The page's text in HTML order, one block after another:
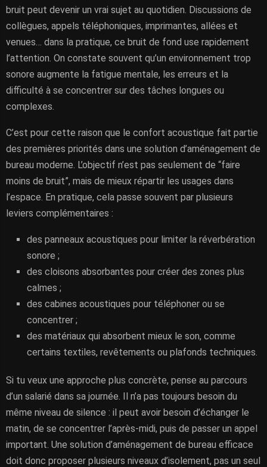
bruit peut devenir un vrai sujet au quotidien. Discussions de
collègues, appels téléphoniques, imprimantes, allées et
venues… dans la pratique, ce bruit de fond use rapidement
l’attention. On constate souvent qu’un environnement trop
sonore augmente la fatigue mentale, les erreurs et la
difficulté à se concentrer sur des tâches longues ou
complexes.
C’est pour cette raison que le confort acoustique fait partie
des premières priorités dans une solution d’aménagement de
bureau moderne. L’objectif n’est pas seulement de “faire
moins de bruit”, mais de mieux répartir les usages dans
l’espace. En pratique, cela passe souvent par plusieurs
leviers complémentaires :
des panneaux acoustiques pour limiter la réverbération
sonore ;
des cloisons absorbantes pour créer des zones plus
calmes ;
des cabines acoustiques pour téléphoner ou se
concentrer ;
des matériaux qui absorbent mieux le son, comme
certains textiles, revêtements ou plafonds techniques.
Si tu veux une approche plus concrète, pense au parcours
d’un salarié dans sa journée. Il n’a pas toujours besoin du
même niveau de silence : il peut avoir besoin d’échanger le
matin, de se concentrer l’après-midi, puis de passer un appel
important. Une solution d’aménagement de bureau efficace
doit donc proposer plusieurs niveaux d’isolement, pas un seul